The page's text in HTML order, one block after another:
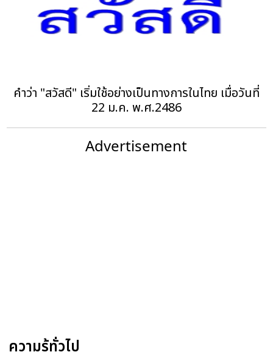
คำว่า "สวัสดี" เริ่มใช้อย่างเป็นทางการในไทย เมื่อวันที่
22 ม.ค. พ.ศ.2486
Advertisement
ความรู้ทั่วไป